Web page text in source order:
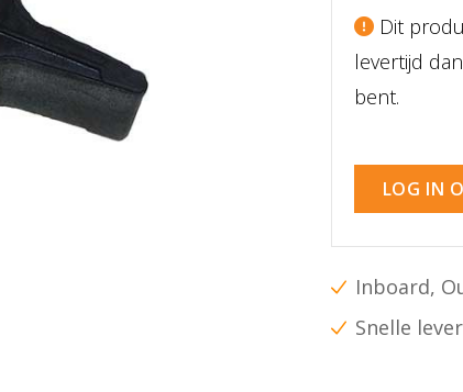
Dit
levertijd
bent.
LOG IN
Inboard,
Snelle